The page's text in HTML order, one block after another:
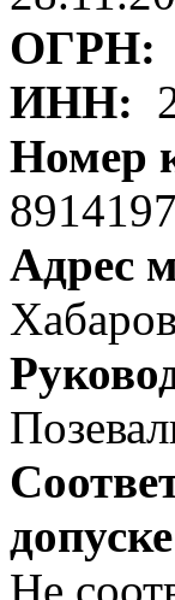
ОГРН:
ИНН:
Номер
Адрес
Не